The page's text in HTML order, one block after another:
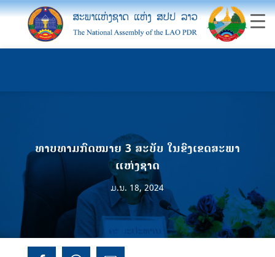
ທາບທາມກົດໝາຍ 3 ສະບັບ ໃນຂົງເຂດສະພາ
ແຫ່ງຊາດ
ມ.ນ. 18, 2024